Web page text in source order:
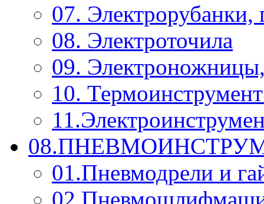
07. Электрорубанки,
08. Электроточила
09.
10.
01.Пневмодрели и